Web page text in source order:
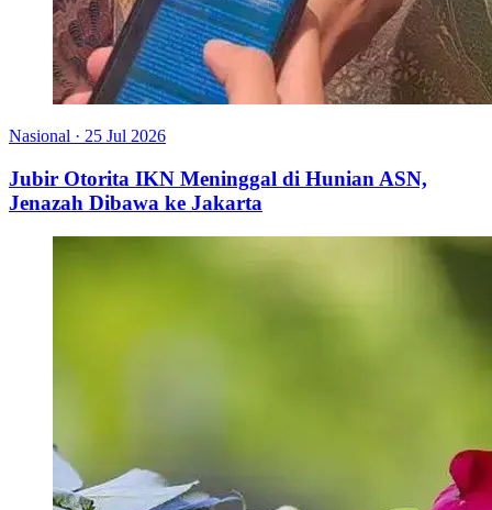
Nasional · 25 Jul 2026
Jubir Otorita IKN Meninggal di Hunian ASN,
Jenazah Dibawa ke Jakarta